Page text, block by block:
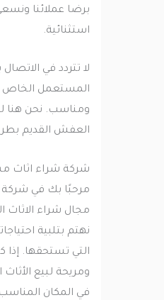
برضا عملائنا ونسعى
استثنائية.
لا تتردد في الاتصال
المستعمل الخاص بك
ومناسب. نحن هنا
العفش القديم
شركة شراء اثاث
مرحبًا بك في شركة
مجال شراء الاثاث
نهتم بتلبية احتياجاتك
التي تستحقها. إذا
ومريحة لبيع الأثاث
في المكان المناسب.